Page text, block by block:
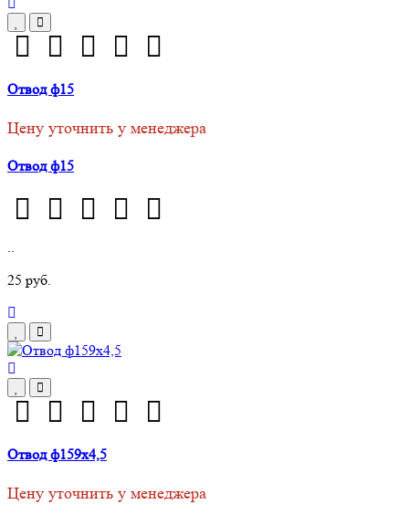
Отвод ф15
Цену уточнить у менеджера
Отвод ф15
..
25 руб.
Отвод ф159х4,5
Цену уточнить у менеджера